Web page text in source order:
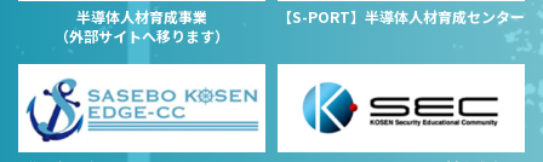
半導体人材育成事業
（外部サイトへ移ります）
【S-PORT】半導体人材育成センター